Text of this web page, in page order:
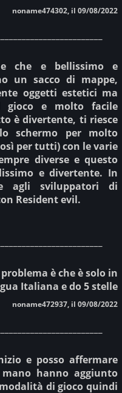
noname474302, il 09/08/2022
che e bellissimo e
un sacco di mappe,
oggetti estetici ma
gioco e molto facile
è divertente, ti riesce
schermo per molto
per tutti) con le varie
diverse e questo
e divertente. In
agli sviluppatori di
Resident evil.
è che è solo in
Italiana e do 5 stelle
noname472937, il 09/08/2022
e posso affermare
hanno aggiunto
di gioco quindi